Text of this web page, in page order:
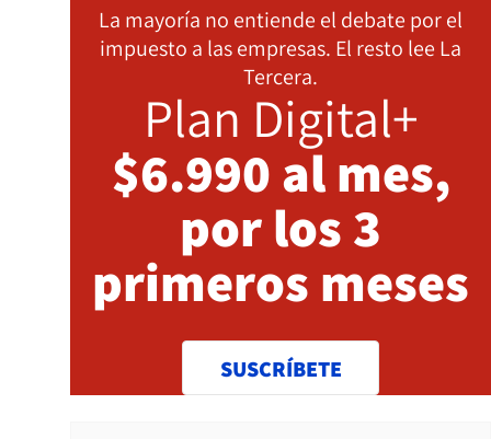
La mayoría no entiende el debate por el
impuesto a las empresas. El resto lee La
Tercera.
Plan Digital+
$6.990 al mes,
por los 3
primeros meses
SUSCRÍBETE